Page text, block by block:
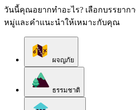
วันนี้คุณอยากทำอะไร? เลือกบรรยาก
หมู่และคำแนะนำให้เหมาะกับคุณ
ผจญภัย
ธรรมชาติ